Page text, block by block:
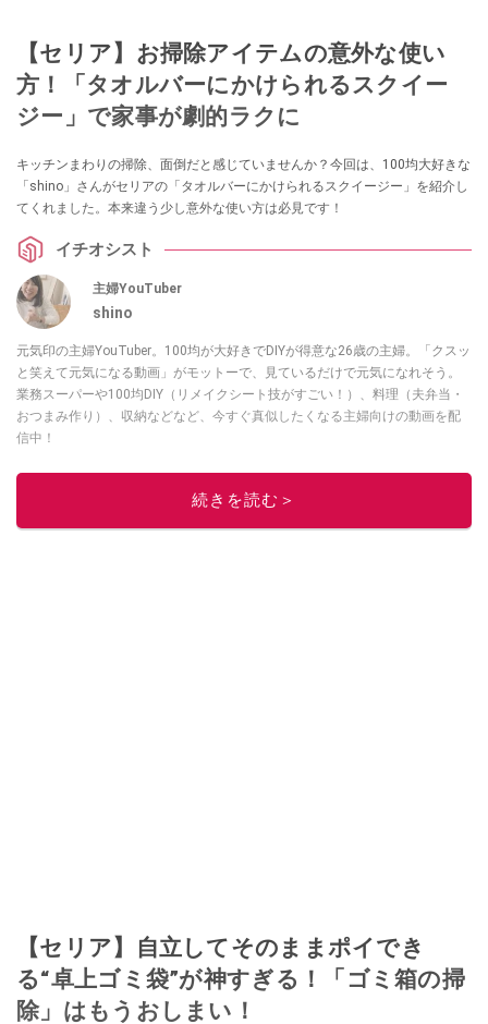
【セリア】お掃除アイテムの意外な使い
方！「タオルバーにかけられるスクイー
ジー」で家事が劇的ラクに
キッチンまわりの掃除、面倒だと感じていませんか？今回は、100均大好きな
「shino」さんがセリアの「タオルバーにかけられるスクイージー」を紹介し
てくれました。本来違う少し意外な使い方は必見です！
イチオシスト
主婦YouTuber
shino
元気印の主婦YouTuber。100均が大好きでDIYが得意な26歳の主婦。「クスッ
と笑えて元気になる動画」がモットーで、見ているだけで元気になれそう。
業務スーパーや100均DIY（リメイクシート技がすごい！）、料理（夫弁当・
おつまみ作り）、収納などなど、今すぐ真似したくなる主婦向けの動画を配
信中！
このイチオシストの他の記事を読む
続きを読む＞
【セリア】自立してそのままポイでき
る“卓上ゴミ袋”が神すぎる！「ゴミ箱の掃
除」はもうおしまい！